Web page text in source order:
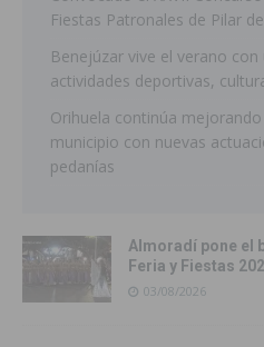
Fiestas Patronales de Pilar
Benejúzar vive el verano
actividades deportivas,
Orihuela continúa
municipio con nuevas
pedanías
Almoradí pone el
Feria y Fiestas
03/08/2026